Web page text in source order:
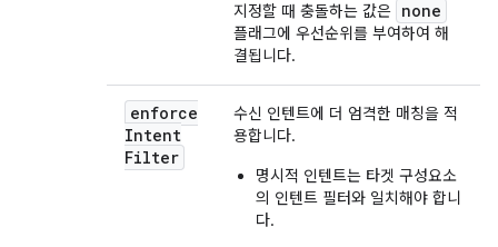
지정할 때 충돌하는 값은 none
플래그에 우선순위를 부여하여 해
결됩니다.
enforce
Intent
Filter
수신 인텐트에 더 엄격한 매칭을 적
용합니다.
명시적 인텐트는 타겟 구성요소
의 인텐트 필터와 일치해야 합니
다.